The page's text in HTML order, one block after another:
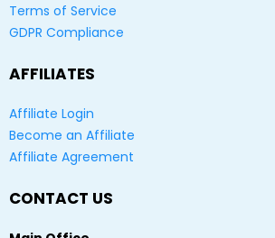
Terms of Service
GDPR Compliance
AFFILIATES
Affiliate Login
Become an Affiliate
Affiliate Agreement
CONTACT US